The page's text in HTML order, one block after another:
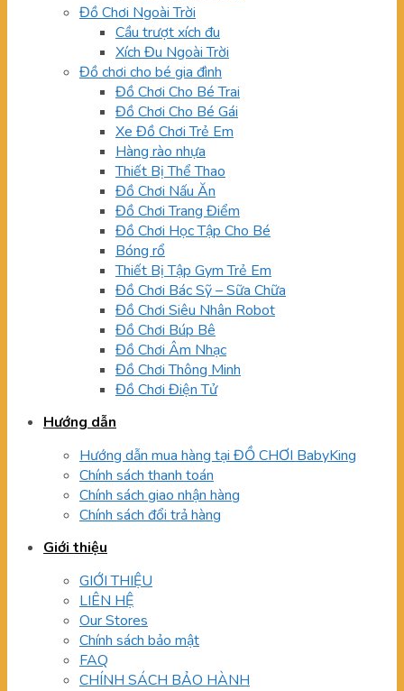
Đồ Chơi Ngoài Trời
Cầu trượt xích đu
Xích Đu Ngoài Trời
Đồ chơi cho bé gia đình
Đồ Chơi Cho Bé Trai
Đồ Chơi Cho Bé Gái
Xe Đồ Chơi Trẻ Em
Hàng rào nhựa
Thiết Bị Thể Thao
Đồ Chơi Nấu Ăn
Đồ Chơi Trang Điểm
Đồ Chơi Học Tập Cho Bé
Bóng rổ
Thiết Bị Tập Gym Trẻ Em
Đồ Chơi Bác Sỹ – Sữa Chữa
Đồ Chơi Siêu Nhân Robot
Đồ Chơi Búp Bê
Đồ Chơi Âm Nhạc
Đồ Chơi Thông Minh
Đồ Chơi Điện Tử
Hướng dẫn
Hướng dẫn mua hàng tại ĐỒ CHƠI BabyKing
Chính sách thanh toán
Chính sách giao nhận hàng
Chính sách đổi trả hàng
Giới thiệu
GIỚI THIỆU
LIÊN HỆ
Our Stores
Chính sách bảo mật
FAQ
CHÍNH SÁCH BẢO HÀNH